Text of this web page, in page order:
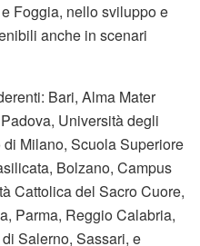
Foggia, nello sviluppo e
anche in scenari
Bari, Alma Mater
Università degli
Milano, Scuola Superiore
Bolzano, Campus
Cattolica del Sacro Cuore,
Parma, Reggio Calabria,
Salerno, Sassari, e